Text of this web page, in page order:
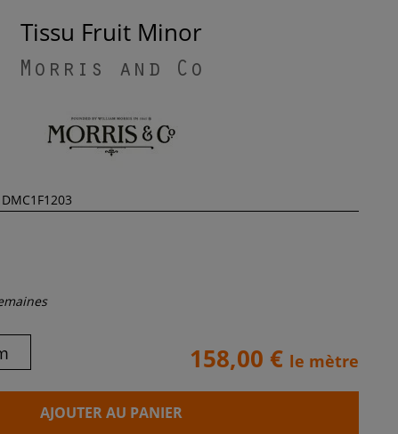
Tissu Fruit Minor
Morris and Co
158,00 € le mètre
AJOUTER AU PANIER